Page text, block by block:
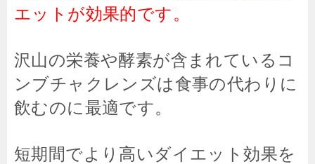
エットが効果的です。
沢山の栄養や酵素が含まれているコ
ンブチャクレンズは食事の代わりに
飲むのに最適です。
短期間でより高いダイエット効果を